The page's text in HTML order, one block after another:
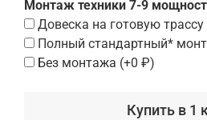
Купить в 1
Монтаж техники 7-9
Довеска на готовую трассу
Полный стандартный*
Без монтажа (+0 ₽)